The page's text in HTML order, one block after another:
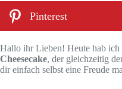
Pinterest
Hallo ihr Lieben! Heute hab ich
Cheesecake, der gleichzeitig
dir einfach selbst eine Freude